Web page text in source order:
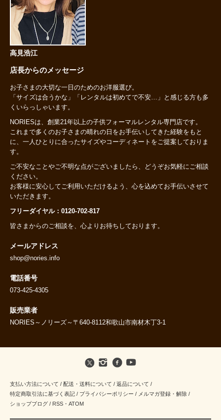
高見浩江
店長からのメッセージ
お子さまの大切な一日のためのお洋服選び。
「サイズは合うかな」「レンタルは初めてで不安…」と感じる方も多
くいらっしゃいます。
NORIESは、創業21年以上の子供フォーマルレンタル専門店です。
これまで多くのお子さまの晴れの日をお手伝いしてきた経験をもと
に、一人ひとりに合ったサイズやコーディネートをご提案しておりま
す。
ご不安なことやご不明な点がございましたら、どうぞお気軽にご相談
ください。
お客様に安心してご利用いただけるよう、心を込めてお手伝いさせて
いただきます。
フリーダイヤル：0120-702-817
皆さまからのご相談を、心よりお待ちしております。
メールアドレス
shop@nories.info
電話番号
073-425-4305
販売業者
NORIES～ノリーズ～〒640-8112和歌山市南材木丁3-1
支払い方法について / 配送・送料について / 返品について /
特定商取引法に基づく表記 / プライバシーポリシー / メルマガ登録・解除 /
ショップブログ / RSS ・ ATOM